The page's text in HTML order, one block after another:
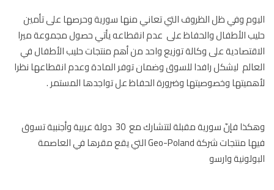
وفي ظل الظروف التي تعاني منها سورية وحرصها على تأمين
الأطفال والحفاظ على عدم انقطاعه يأتي حصول مجموعة ميرا
على وكالة توزيع واحد من أهم منتجات حليب الأطفال في
ليشكل رافدا للسوق وضمان توفر المادة وعدم انقطاعها نظرا
وخصوصيتها وضرورة الحفاظ عل تواجدها المستمر .
وهكذا فإنّ سورية مقبلة لتتشارك مع 30 دولة عربية وأجنبية تسوق
فيها منتجات شركة Geo-Poland التي يقع مقرها في العاصمة
وارسو